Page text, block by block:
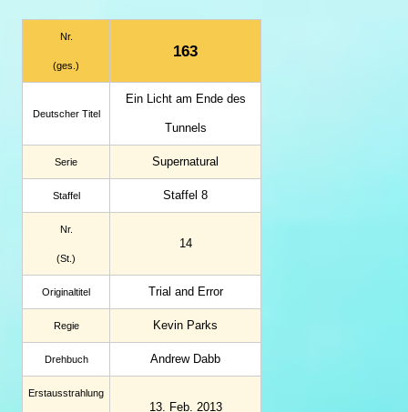
Nr.
(ges.)
163
Deutscher Titel
Ein Licht am Ende des
Tunnels
Serie Supernatural
Staffel Staffel 8
Nr.
(St.)
14
Original­titel Trial and Error
Regie Kevin Parks
Drehbuch Andrew Dabb
Erstaus­strahlung
13. Feb. 2013